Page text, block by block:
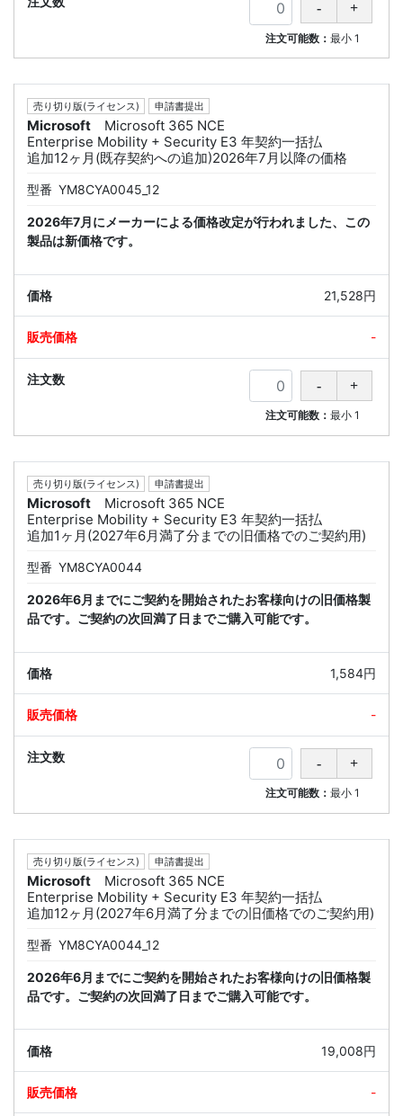
注文可能数：最小 1
売り切り版(ライセンス) 申請書提出
Microsoft
Microsoft 365 NCE
Enterprise Mobility + Security E3 年契約一括払
追加12ヶ月(既存契約への追加)2026年7月以降の価格
型番 YM8CYA0045_12
2026年7月にメーカーによる価格改定が行われました、この
製品は新価格です。
21,528円
-
注文可能数：最小 1
売り切り版(ライセンス) 申請書提出
Microsoft
Microsoft 365 NCE
Enterprise Mobility + Security E3 年契約一括払
追加1ヶ月(2027年6月満了分までの旧価格でのご契約用)
型番 YM8CYA0044
2026年6月までにご契約を開始されたお客様向けの旧価格製
品です。ご契約の次回満了日までご購入可能です。
1,584円
-
注文可能数：最小 1
売り切り版(ライセンス) 申請書提出
Microsoft
Microsoft 365 NCE
Enterprise Mobility + Security E3 年契約一括払
追加12ヶ月(2027年6月満了分までの旧価格でのご契約用)
型番 YM8CYA0044_12
2026年6月までにご契約を開始されたお客様向けの旧価格製
品です。ご契約の次回満了日までご購入可能です。
19,008円
-